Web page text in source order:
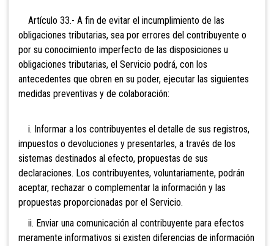
Artículo 33.- A fin de evitar el incumplimiento de las
obligaciones tributarias, sea por errores del contribuyente o
por su conocimiento imperfecto de las disposiciones u
obligaciones tributarias, el Servicio podrá, con los
antecedentes que obren en su poder, ejecutar las siguientes
medidas preventivas y de colaboración:
i. Informar a los contribuyentes el detalle de sus registros,
impuestos o devoluciones y presentarles, a través de los
sistemas destinados al efecto, propuestas de sus
declaraciones. Los contribuyentes, voluntariamente, podrán
aceptar, rechazar o complementar la información y las
propuestas proporcionadas por el Servicio.
ii. Enviar una comunicación al contribuyente para efectos
meramente informativos si existen diferencias de información